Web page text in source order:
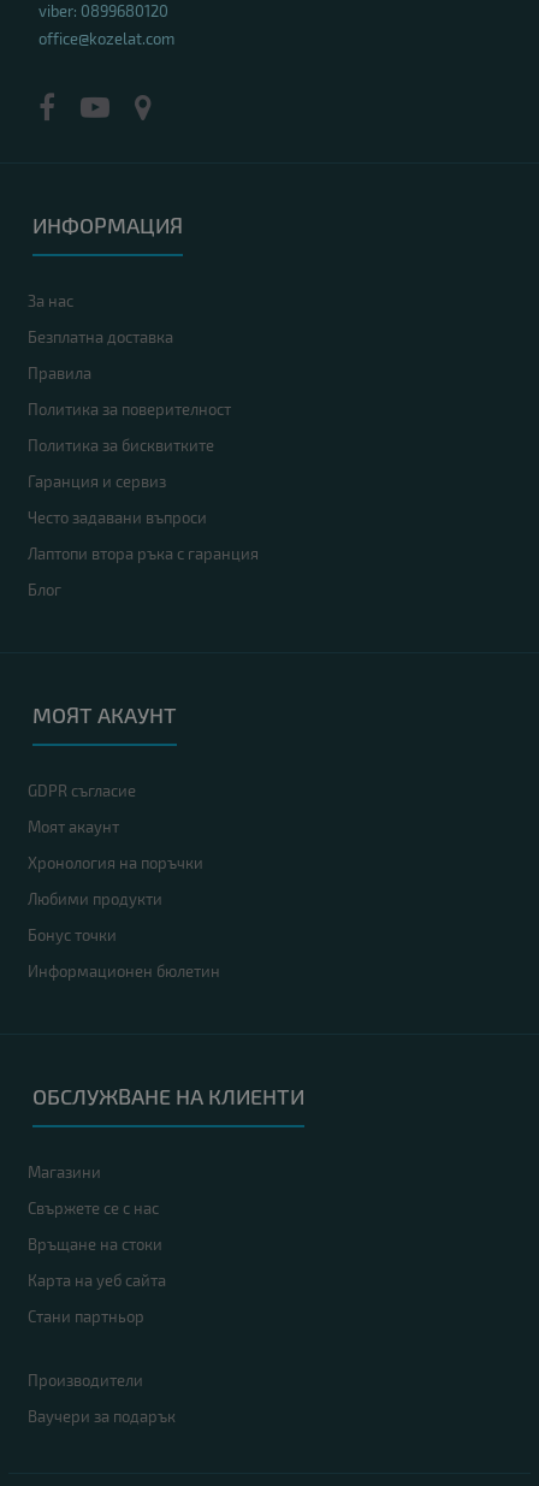
viber: 0899680120
office@kozelat.com
ИНФОРМАЦИЯ
За нас
Безплатна доставка
Правила
Политика за поверителност
Политика за бисквитките
Гаранция и сервиз
Често задавани въпроси
Лаптопи втора ръка с гаранция
Блог
МОЯТ АКАУНТ
GDPR съгласие
Моят акаунт
Хронология на поръчки
Любими продукти
Бонус точки
Информационен бюлетин
ОБСЛУЖВАНЕ НА КЛИЕНТИ
Магазини
Свържете се с нас
Връщане на стоки
Карта на уеб сайта
Стани партньор
Производители
Ваучери за подарък